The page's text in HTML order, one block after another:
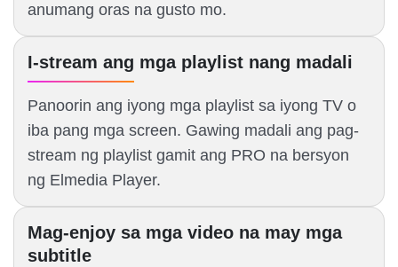
anumang oras na gusto mo.
I-stream ang mga playlist nang madali
Panoorin ang iyong mga playlist sa iyong TV o
iba pang mga screen. Gawing madali ang pag-
stream ng playlist gamit ang PRO na bersyon
ng Elmedia Player.
Mag-enjoy sa mga video na may mga
subtitle